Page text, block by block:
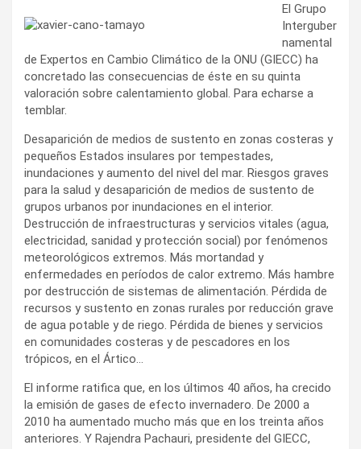
El Grupo
Interguber
namental
de Expertos en Cambio Climático de la ONU (GIECC) ha
concretado las consecuencias de éste en su quinta
valoración sobre calentamiento global. Para echarse a
temblar.
Desaparición de medios de sustento en zonas costeras y
pequeños Estados insulares por tempestades,
inundaciones y aumento del nivel del mar. Riesgos graves
para la salud y desaparición de medios de sustento de
grupos urbanos por inundaciones en el interior.
Destrucción de infraestructuras y servicios vitales (agua,
electricidad, sanidad y protección social) por fenómenos
meteorológicos extremos. Más mortandad y
enfermedades en períodos de calor extremo. Más hambre
por destrucción de sistemas de alimentación. Pérdida de
recursos y sustento en zonas rurales por reducción grave
de agua potable y de riego. Pérdida de bienes y servicios
en comunidades costeras y de pescadores en los
trópicos, en el Ártico…
El informe ratifica que, en los últimos 40 años, ha crecido
la emisión de gases de efecto invernadero. De 2000 a
2010 ha aumentado mucho más que en los treinta años
anteriores. Y Rajendra Pachauri, presidente del GIECC,